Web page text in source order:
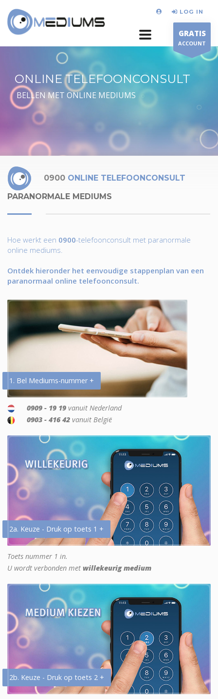
LOG IN
GRATIS
ACCOUNT
ONLINE TELEFOONCONSULT
BELLEN MET ONLINE MEDIUMS
0900 ONLINE TELEFOONCONSULT
PARANORMALE MEDIUMS
Hoe werkt een 0900-telefoonconsult met paranormale
online mediums.
Ontdek hieronder het eenvoudige stappenplan van een
paranormaal online telefoonconsult.
1. Bel Mediums-nummer +
0909 - 19 19 vanuit Nederland
0903 - 416 42 vanuit België
2a. Keuze - Druk op toets 1 +
Toets nummer 1 in.
U wordt verbonden met willekeurig medium
2b. Keuze - Druk op toets 2 +